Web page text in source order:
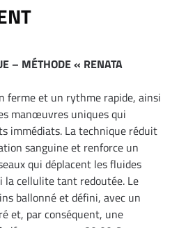
– MÉTHODE « RENATA
ferme et un rythme rapide, ainsi
manœuvres uniques qui
immédiats. La technique réduit
sanguine et renforce un
qui déplacent les fluides
la cellulite tant redoutée. Le
ballonné et défini, avec un
et, par conséquent, une